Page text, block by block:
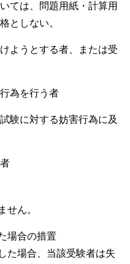
ては、問題用紙・計算用
としない。
ようとする者、または受
為を行う者
験に対する妨害行為に及
せん。
場合の措置
た場合、当該受験者は失